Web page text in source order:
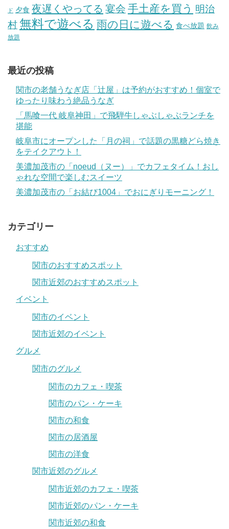
ド 夕食 夜遅くやってる 宴会 手土産を買う 明治
村無料で遊べる 雨の日に遊べる 食べ放題 飲み
放題
最近の投稿
関市の老舗うなぎ店「辻屋」は予約がおすすめ！個室で
ゆったり味わう絶品うなぎ
「馬喰一代 岐阜神田」で飛騨牛しゃぶしゃぶランチを
堪能
岐阜市にオープンした「月の祠」で話題の黒糖どら焼き
をテイクアウト！
美濃加茂市の「noeud（ヌー）」でカフェタイム！おし
ゃれな空間で楽しむスイーツ
美濃加茂市の「お結び1004」でおにぎりモーニング！
カテゴリー
おすすめ
関市のおすすめスポット
関市近郊のおすすめスポット
イベント
関市のイベント
関市近郊のイベント
グルメ
関市のグルメ
関市のカフェ・喫茶
関市のパン・ケーキ
関市の和食
関市の居酒屋
関市の洋食
関市近郊のグルメ
関市近郊のカフェ・喫茶
関市近郊のパン・ケーキ
関市近郊の和食